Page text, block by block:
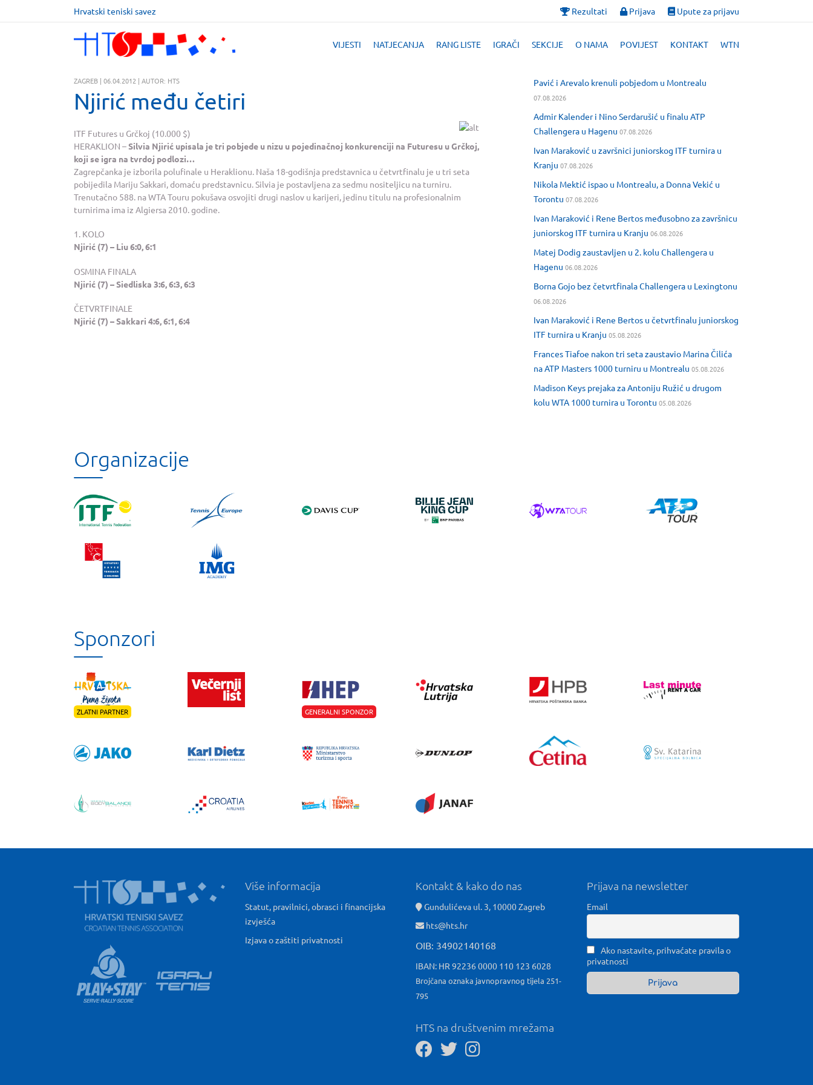
Hrvatski teniski savez Rezultati Prijava Upute za prijavu
VIJESTI NATJECANJA RANG LISTE IGRAČI SEKCIJE O NAMA POVIJEST KONTAKT WTN
ZAGREB | 06.04.2012 | AUTOR: HTS
Njirić među četiri
ITF Futures u Grčkoj (10.000 $)
HERAKLION –Silvia Njirić upisala je tri pobjede u nizu u pojedinačnoj konkurenciji na Futuresu u Grčkoj,
koji se igra na tvrdoj podlozi…
Zagrepčanka je izborila polufinale u Heraklionu. Naša 18-godišnja predstavnica u četvrtfinalu je u tri seta
pobijedila Mariju Sakkari, domaću predstavnicu. Silvia je postavljena za sedmu nositeljicu na turniru.
Trenutačno 588. na WTA Touru pokušava osvojiti drugi naslov u karijeri, jedinu titulu na profesionalnim
turnirima ima iz Algiersa 2010. godine.
1. KOLO
Njirić (7) – Liu 6:0, 6:1
OSMINA FINALA
Njirić (7) – Siedliska 3:6, 6:3, 6:3
ČETVRTFINALE
Njirić (7) – Sakkari 4:6, 6:1, 6:4
Pavić i Arevalo krenuli pobjedom u Montrealu
07.08.2026
Admir Kalender i Nino Serdarušić u finalu ATP
Challengera u Hagenu 07.08.2026
Ivan Maraković u završnici juniorskog ITF turnira u
Kranju 07.08.2026
Nikola Mektić ispao u Montrealu, a Donna Vekić u
Torontu 07.08.2026
Ivan Maraković i Rene Bertos međusobno za završnicu
juniorskog ITF turnira u Kranju 06.08.2026
Matej Dodig zaustavljen u 2. kolu Challengera u
Hagenu 06.08.2026
Borna Gojo bez četvrtfinala Challengera u Lexingtonu
06.08.2026
Ivan Maraković i Rene Bertos u četvrtfinalu juniorskog
ITF turnira u Kranju 05.08.2026
Frances Tiafoe nakon tri seta zaustavio Marina Čilića
na ATP Masters 1000 turniru u Montrealu 05.08.2026
Madison Keys prejaka za Antoniju Ružić u drugom
kolu WTA 1000 turnira u Torontu 05.08.2026
Organizacije
Sponzori
ZLATNI PARTNER GENERALNI SPONZOR
Više informacija
Statut, pravilnici, obrasci i financijska
izvješća
Izjava o zaštiti privatnosti
Kontakt & kako do nas
Gundulićeva ul. 3, 10000 Zagreb
hts@hts.hr
OIB: 34902140168
IBAN: HR 92236 0000 110 123 6028
Brojčana oznaka javnopravnog tijela 251-
795
HTS na društvenim mrežama
Prijava na newsletter
Email
Ako nastavite, prihvaćate pravila o
privatnosti